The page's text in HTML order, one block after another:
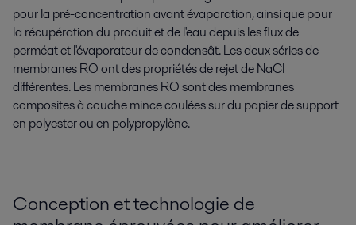
pour la pré-concentration avant évaporation, ainsi que pour
la récupération du produit et de l'eau depuis les flux de
perméat et l'évaporateur de condensât. Les deux séries de
membranes RO ont des propriétés de rejet de NaCl
différentes. Les membranes RO sont des membranes
composites à couche mince coulées sur du papier de support
en polyester ou en polypropylène.
Conception et technologie de